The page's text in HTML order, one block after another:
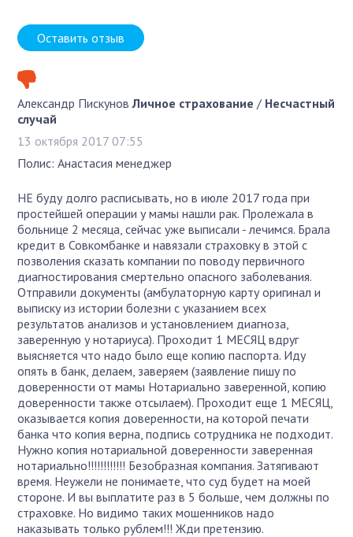
Оставить отзыв
Александр Пискунов Личное страхование / Несчастный
случай
13 октября 2017 07:55
Полис: Анастасия менеджер
НЕ буду долго расписывать, но в июле 2017 года при
простейшей операции у мамы нашли рак. Пролежала в
больнице 2 месяца, сейчас уже выписали - лечимся. Брала
кредит в Совкомбанке и навязали страховку в этой с
позволения сказать компании по поводу первичного
диагностирования смертельно опасного заболевания.
Отправили документы (амбулаторную карту оригинал и
выписку из истории болезни с указанием всех
результатов анализов и установлением диагноза,
заверенную у нотариуса). Проходит 1 МЕСЯЦ вдруг
выясняется что надо было еще копию паспорта. Иду
опять в банк, делаем, заверяем (заявление пишу по
доверенности от мамы Нотариально заверенной, копию
доверенности также отсылаем). Проходит еще 1 МЕСЯЦ,
оказывается копия доверенности, на которой печати
банка что копия верна, подпись сотрудника не подходит.
Нужно копия нотариальной доверенности заверенная
нотариально!!!!!!!!!!!! Безобразная компания. Затягивают
время. Неужели не понимаете, что суд будет на моей
стороне. И вы выплатите раз в 5 больше, чем должны по
страховке. Но видимо таких мошенников надо
наказывать только рублем!!! Жди претензию.